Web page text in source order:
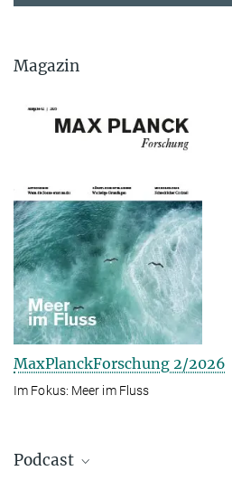
Magazin
MaxPlanckForschung 2/2026
Im Fokus: Meer im Fluss
Podcast